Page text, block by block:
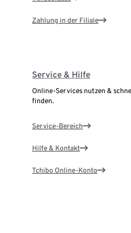
Zahlung in der Filiale
Service & Hilfe
Online-Services nutzen &
finden.
Service-Bereich
Hilfe & Kontakt
Tchibo Online-Konto